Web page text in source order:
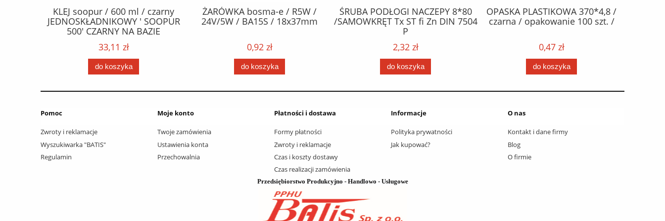
KLEJ soopur / 600 ml / czarny
JEDNOSKŁADNIKOWY ' SOOPUR
500' CZARNY NA BAZIE
POLIURETANU/ kolor - czarny /
karton 20 szt. / pistolet do kleju
307730 /
33,11 zł
do koszyka
ŻARÓWKA bosma-e / R5W /
24V/5W / BA15S / 18x37mm
0,92 zł
do koszyka
ŚRUBA PODŁOGI NACZEPY 8*80
/SAMOWKRĘT Tx ST fi Zn DIN 7504
P
2,32 zł
do koszyka
OPASKA PLASTIKOWA 370*4,8 /
czarna / opakowanie 100 szt. /
0,47 zł
do koszyka
Pomoc
Zwroty i reklamacje
Wyszukiwarka "BATIS"
Regulamin
Moje konto
Twoje zamówienia
Ustawienia konta
Przechowalnia
Płatności i dostawa
Formy płatności
Zwroty i reklamacje
Czas i koszty dostawy
Czas realizacji zamówienia
Informacje
Polityka prywatności
Jak kupować?
O nas
Kontakt i dane firmy
Blog
O firmie
Przedsiębiorstwo Produkcyjno - Handlowo - Usługowe